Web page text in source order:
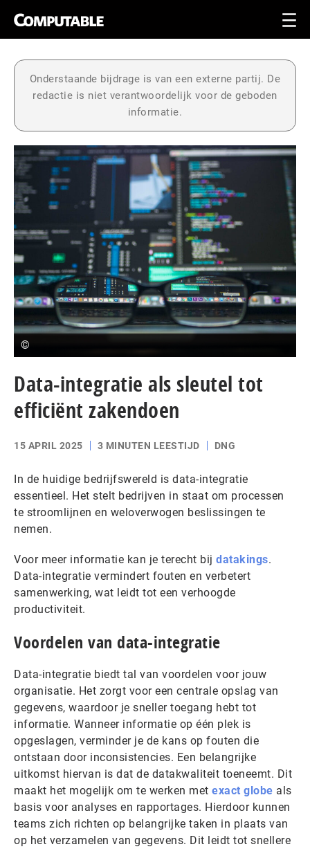
Onderstaande bijdrage is van een externe partij. De
redactie is niet verantwoordelijk voor de geboden
informatie.
©
Data-integratie als sleutel tot
efficiënt zakendoen
15 APRIL 2025 3 MINUTEN LEESTIJD DNG
In de huidige bedrijfswereld is data-integratie
essentieel. Het stelt bedrijven in staat om processen
te stroomlijnen en weloverwogen beslissingen te
nemen.
Voor meer informatie kan je terecht bij datakings.
Data-integratie vermindert fouten en verbetert
samenwerking, wat leidt tot een verhoogde
productiviteit.
Voordelen van data-integratie
Data-integratie biedt tal van voordelen voor jouw
organisatie. Het zorgt voor een centrale opslag van
gegevens, waardoor je sneller toegang hebt tot
informatie. Wanneer informatie op één plek is
opgeslagen, verminder je de kans op fouten die
ontstaan door inconsistencies. Een belangrijke
uitkomst hiervan is dat de datakwaliteit toeneemt. Dit
maakt het mogelijk om te werken met exact globe als
basis voor analyses en rapportages. Hierdoor kunnen
teams zich richten op belangrijke taken in plaats van
op het verzamelen van gegevens. Dit leidt tot snellere